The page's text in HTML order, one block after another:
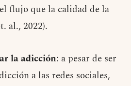
flujo que la calidad de la
al., 2022).
la adicción: a pesar de ser
a las redes sociales,